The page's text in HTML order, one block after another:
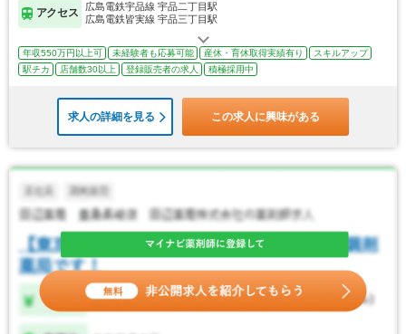
アクセス
広島電鉄宇品線 宇品二丁目駅
広島電鉄皆実線 宇品三丁目駅
年収550万円以上可 未経験者も応募可能 産休・育休取得実績有り
スキルアップ
駅チカ
店舗数30以上 登録販売者の求人 積極採用中
求人の詳細を見る この求人に興味がある